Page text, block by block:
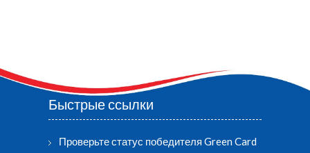
Быстрые ссылки
Проверьте статус победителя Green Card